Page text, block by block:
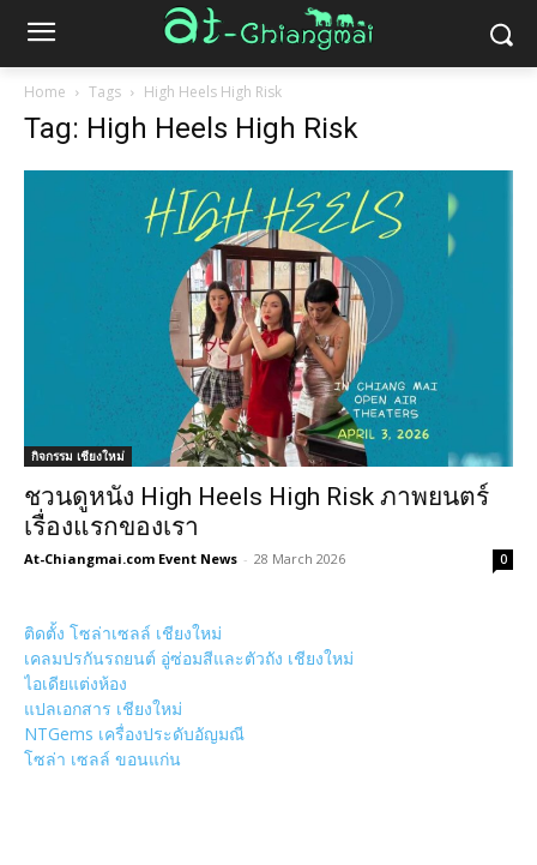
Home Tags High Heels High Risk
Tag: High Heels High Risk
กิจกรรม เชียงใหม่
ชวนดูหนัง High Heels High Risk ภาพยนตร์
เรื่องแรกของเรา
At-Chiangmai.com Event News - 28 March 2026 0
ติดตั้ง โซล่าเซลล์ เชียงใหม่
เคลมปรกันรถยนต์ อู่ซ่อมสีและตัวถัง เชียงใหม่
ไอเดียแต่งห้อง
แปลเอกสาร เชียงใหม่
NTGems เครื่องประดับอัญมณี
โซล่า เซลล์ ขอนแก่น